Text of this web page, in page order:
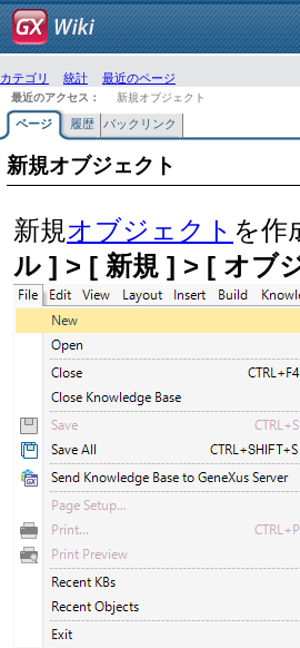
カテゴリ 統計
最近のページ
最近のアクセス：
新規オブジェクト
ページ 履歴 バックリンク
新規オブジェクト
新規オブジェクト を作
ル ] > [ 新規 ] > [ オブ